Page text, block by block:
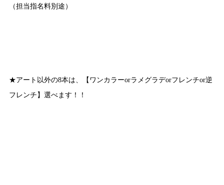
（担当指名料別途）
★アート以外の8本は、【ワンカラーorラメグラデorフレンチor逆
フレンチ】選べます！！